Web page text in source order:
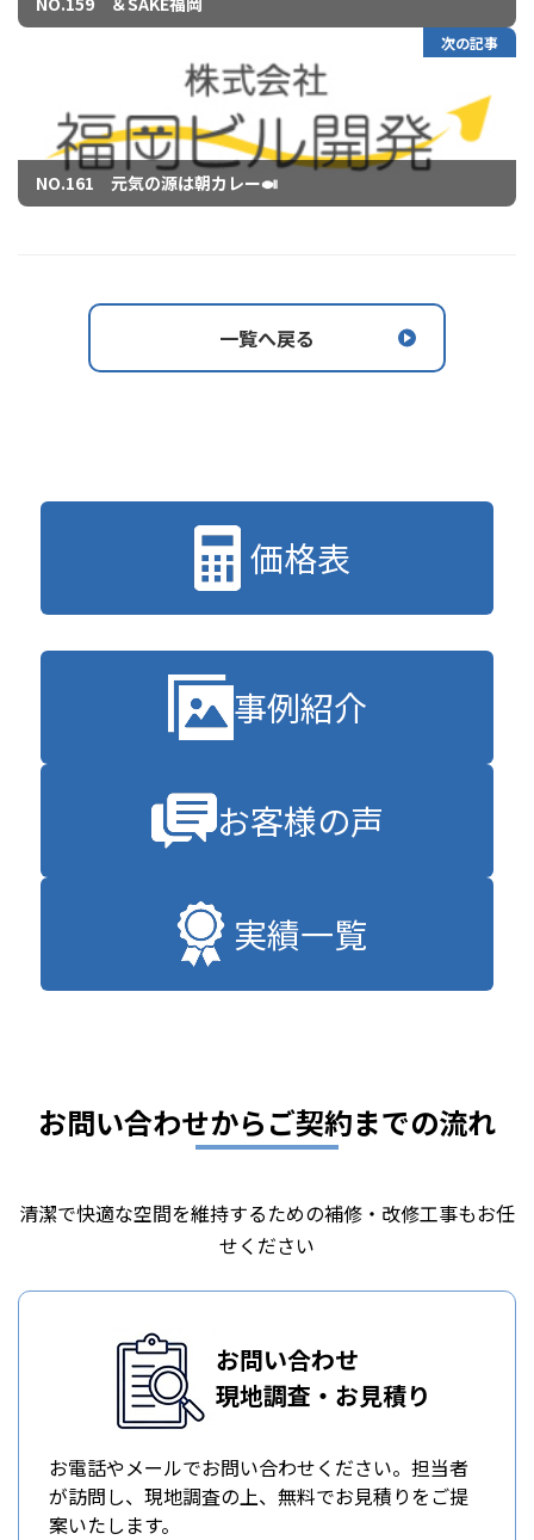
次の記事
NO.161 元気の源は朝カレー🍛
一覧へ戻る
価格表
事例紹介
お客様の声
実績一覧
お問い合わせからご契約までの流れ
清潔で快適な空間を維持するための補修・改修工事もお任
せください
お問い合わせ
現地調査・お見積り
お電話やメールでお問い合わせください。担当者
が訪問し、現地調査の上、無料でお見積りをご提
案いたします。